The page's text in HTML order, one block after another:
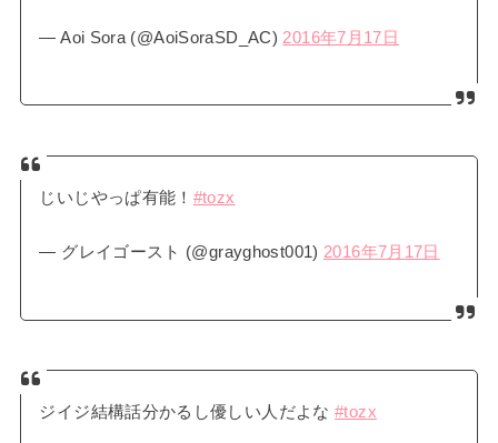
— Aoi Sora (@AoiSoraSD_AC) 2016年7月17日
じいじやっぱ有能！ #tozx
— グレイゴースト (@grayghost001)2016年7月17日
ジイジ結構話分かるし優しい人だよな#tozx